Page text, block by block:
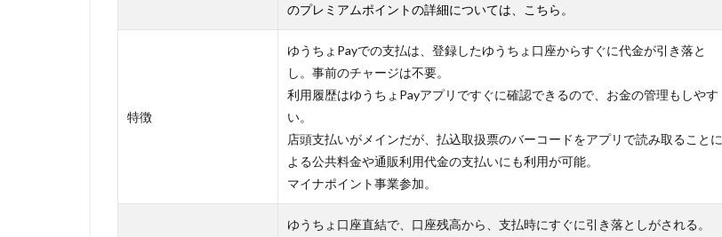
のプレミアムポイントの詳細については、こちら。
特徴
ゆうちょPayでの支払は、登録したゆうちょ口座からすぐに代金が引き落と
し。事前のチャージは不要。
利用履歴はゆうちょPayアプリですぐに確認できるので、お金の管理もしやす
い。
店頭支払いがメインだが、払込取扱票のバーコードをアプリで読み取ることに
よる公共料金や通販利用代金の支払いにも利用が可能。
マイナポイント事業参加。
ゆうちょ口座直結で、口座残高から、支払時にすぐに引き落としがされる。